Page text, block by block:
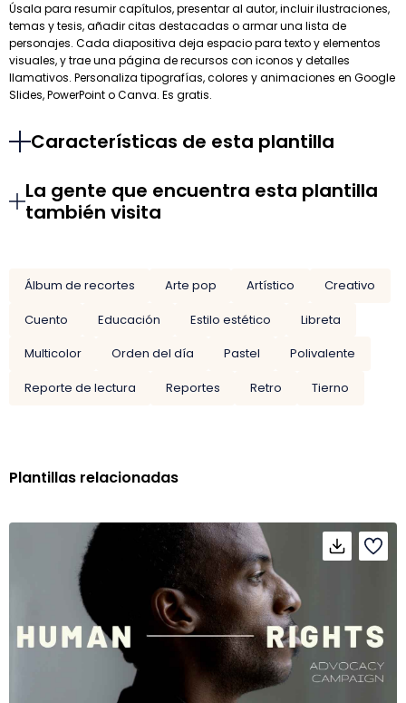
Úsala para resumir capítulos, presentar al autor, incluir ilustraciones,
temas y tesis, añadir citas destacadas o armar una lista de
personajes. Cada diapositiva deja espacio para texto y elementos
visuales, y trae una página de recursos con iconos y detalles
llamativos. Personaliza tipografías, colores y animaciones en Google
Slides, PowerPoint o Canva. Es gratis.
Características de esta plantilla
La gente que encuentra esta plantilla
también visita
Álbum de recortes Arte pop Artístico
Creativo
Cuento
Educación Estilo estético
Libreta
Multicolor
Orden del día Pastel
Polivalente
Reporte de lectura
Reportes Retro Tierno
Plantillas relacionadas